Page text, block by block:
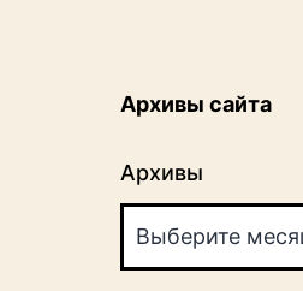
Архивы сайта
Архивы